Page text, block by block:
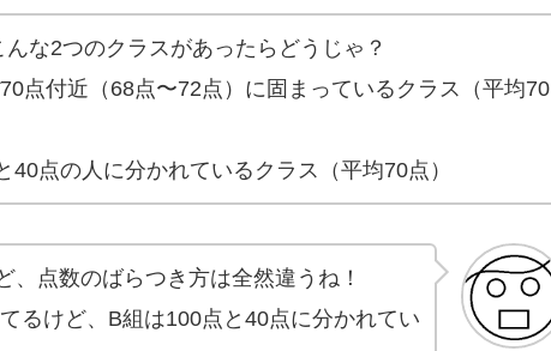
な2つのクラスがあったらどうじゃ？
点付近（68点〜72点）に固まっているクラス（平均70
40点の人に分かれているクラス（平均70点）
、点数のばらつき方は全然違うね！
るけど、B組は100点と40点に分かれてい